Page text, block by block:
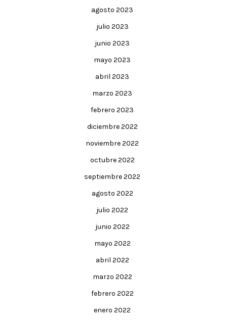
agosto 2023
julio 2023
junio 2023
mayo 2023
abril 2023
marzo 2023
febrero 2023
diciembre 2022
noviembre 2022
octubre 2022
septiembre 2022
agosto 2022
julio 2022
junio 2022
mayo 2022
abril 2022
marzo 2022
febrero 2022
enero 2022